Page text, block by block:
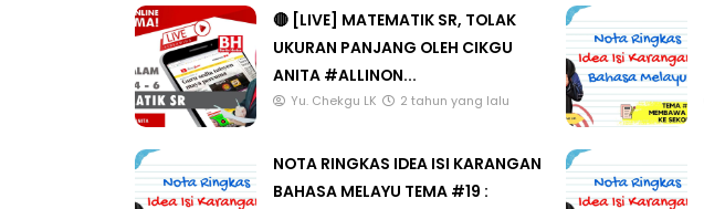
🔴 [LIVE] MATEMATIK SR, TOLAK
UKURAN PANJANG OLEH CIKGU
ANITA #ALLINON...
Yu. Chekgu LK 2 tahun yang lalu
NOTA RINGKAS IDEA ISI KARANGAN
BAHASA MELAYU TEMA #19 :